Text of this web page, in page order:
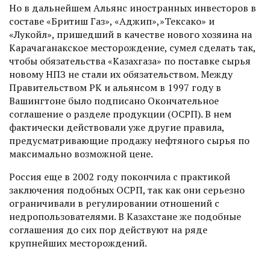
Но в дальнейшем Альянс иностранных инвесторов в
составе «Бритиш Газ», «Аджип»,»Тексако» и
«Лукойл», пришедший в качест­ве нового хозяина на
Карачаганакское месторождение, сумел сделать так,
чтобы обязательства «Казахгаза» по поставке сырья
новому НПЗ не стали их обязательством. Между
Правительством РК и альянсом в 1997 году в
Вашингтоне было подписано Окончательное
соглашение о разделе продукции (ОСРП). В нем
фактически действовали уже другие правила,
предусматриваю­щие продажу нефтяного сырья по
максимально возможной цене.
Россия еще в 2002 году покончила с практикой
заключения подобных ОСРП, так как они серьезно
ограничивали в регулировании отношений с
недропользователями. В Казахстане же подобные
соглашения до сих пор действуют на ряде
крупнейших месторождений.